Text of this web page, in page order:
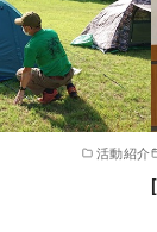
活動紹介